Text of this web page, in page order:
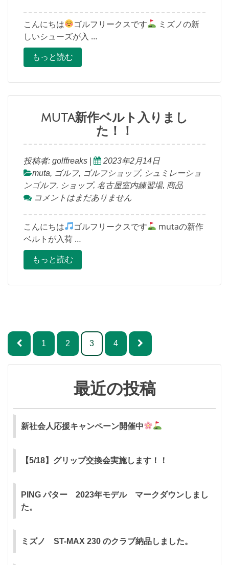
こんにちは ゴルフリークスです
ミズノの新
しいシューズが入 …
もっと読む
muta新作ベルト入りまし
た！！
投稿者: golffreaks
2023年2月14日
muta, ゴルフ, ゴルフショップ, シュミレーショ
ンゴルフ, ショップ, 名古屋室内練習場, 商品
コメントはまだありません
こんにちは ゴルフリークスです
mutaの新作
ベルトが入荷 …
もっと読む
投
稿
ゲ
ー
シ
ン
1 2 3 4
最近の投稿
新社会人応援キャンペーン開催中
【5/18】グリップ交換会実施します！！
PING パター 2023年モデル マークダウンしまし
た。
ミズノ ST-MAX 230 のクラブ納品しました。